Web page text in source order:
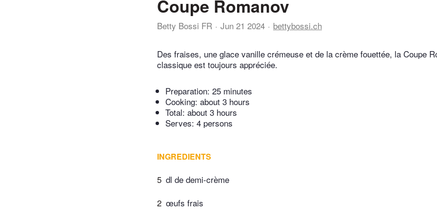
Coupe Romanov
Betty Bossi FR Jun 21 2024 bettybossi.ch
Des fraises, une glace vanille crémeuse et de la crème fouettée, la Coupe
classique est toujours appréciée.
Preparation: 25 minutes
Cooking: about 3 hours
Total: about 3 hours
Serves: 4 persons
INGREDIENTS
5 dl de demi-crème
2 œufs frais